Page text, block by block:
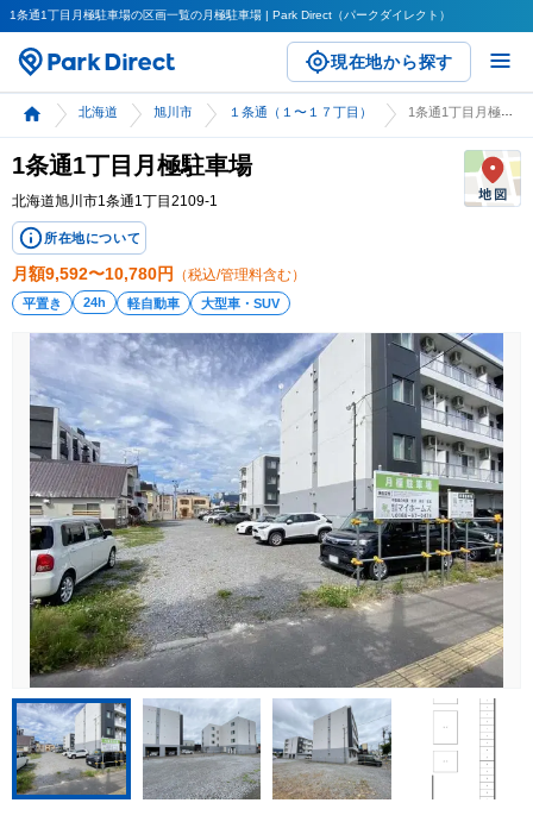
1条通1丁目月極駐車場の区画一覧の月極駐車場 | Park Direct（パークダイレクト）
現在地から探す
北海道 旭川市 １条通（１〜１７丁目）
1条通1丁目月極駐車場
北海道旭川市1条通1丁目2109-1
所在地について
月額9,592〜10,780円 （税込/管理料含む）
平置き 24h 軽自動車 大型車・SUV